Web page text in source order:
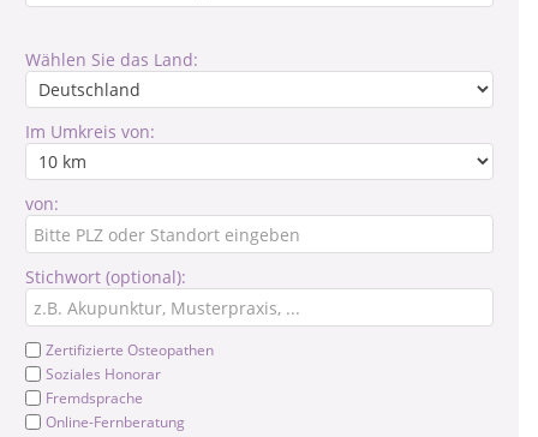
Wählen Sie das Land:
Im Umkreis von:
von:
Stichwort (optional):
Zertifizierte Osteopathen
Soziales Honorar
Fremdsprache
Online-Fernberatung